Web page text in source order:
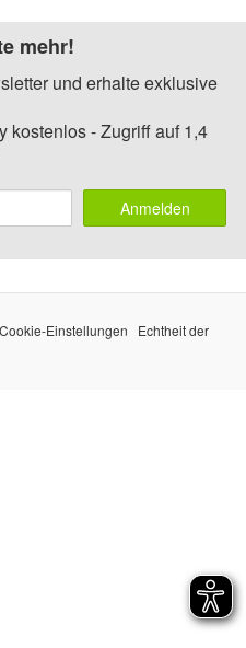
mehr!
und erhalte exklusive
kostenlos - Zugriff auf 1,4
Anmelden
Cookie-Einstellungen
Echtheit der